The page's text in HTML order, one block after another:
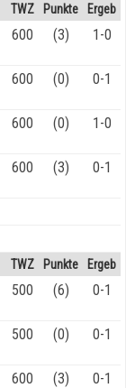
TWZ Punkte Ergeb
600 (3) 1-0
600 (0) 0-1
600 (0) 1-0
600 (3) 0-1
TWZ Punkte Ergeb
500 (6) 0-1
500 (0) 0-1
600 (3) 0-1